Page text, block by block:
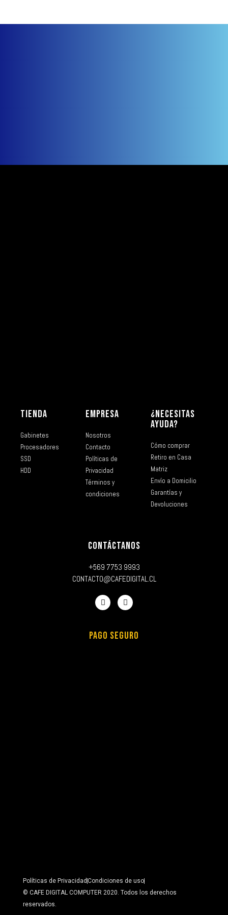
TIENDA
Gabinetes
Procesadores
SSD
HDD
EMPRESA
Nosotros
Contacto
Políticas de
Privacidad
Términos y
condiciones
¿NECESITAS
AYUDA?
Cómo comprar
Retiro en Casa
Matriz
Envío a Domicilio
Garantías y
Devoluciones
CONTÁCTANOS
+569 7753 9993
CONTACTO@CAFEDIGITAL.CL
PAGO SEGURO
Políticas de Privacidad Condiciones de uso
© CAFE DIGITAL COMPUTER 2020. Todos los derechos
reservados.